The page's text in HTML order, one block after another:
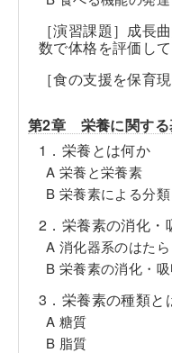
［演習課題］成長
数で体格を評価して
［食の支援を保育
第2章 栄養に関する
1．栄養とは何か
A 栄養と栄養素
B 栄養素による分類
2．栄養素の消化・
A 消化器系のはたら
B 栄養素の消化・吸
3．栄養素の種類と
A 糖質
B 脂質